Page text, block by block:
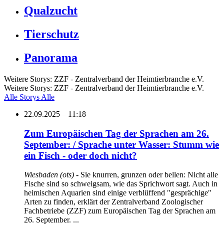
Qualzucht
Tierschutz
Panorama
Weitere Storys: ZZF - Zentralverband der Heimtierbranche e.V.
Weitere Storys: ZZF - Zentralverband der Heimtierbranche e.V.
Alle Storys Alle
22.09.2025 – 11:18
Zum Europäischen Tag der Sprachen am 26.
September: / Sprache unter Wasser: Stumm wie
ein Fisch - oder doch nicht?
Wiesbaden (ots) - Sie knurren, grunzen oder bellen: Nicht alle
Fische sind so schweigsam, wie das Sprichwort sagt. Auch in
heimischen Aquarien sind einige verblüffend "gesprächige"
Arten zu finden, erklärt der Zentralverband Zoologischer
Fachbetriebe (ZZF) zum Europäischen Tag der Sprachen am
26. September. ...